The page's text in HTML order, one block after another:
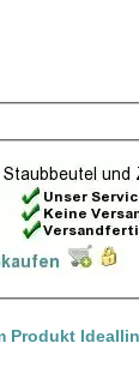
Produkt